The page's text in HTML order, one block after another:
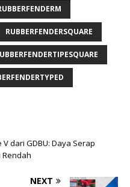
RUBBERFENDERSQUARE
dari GDBU: Daya Serap
Rendah
NEXT